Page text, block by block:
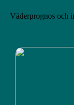
Väderprognos och